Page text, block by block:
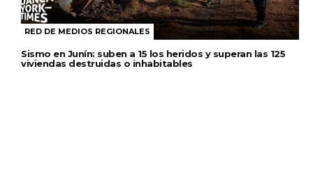
RED DE MEDIOS REGIONALES
Sismo en Junín: suben a 15 los heridos y superan las 125
viviendas destruidas o inhabitables